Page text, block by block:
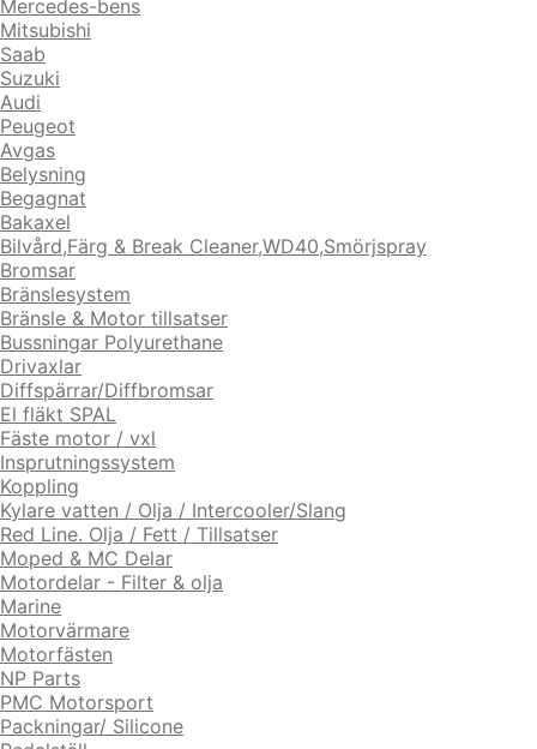
Mercedes-bens
Mitsubishi
Saab
Suzuki
Audi
Peugeot
Avgas
Belysning
Begagnat
Bakaxel
Bilvård,Färg & Break Cleaner,WD40,Smörjspray
Bromsar
Bränslesystem
Bränsle & Motor tillsatser
Bussningar Polyurethane
Drivaxlar
Diffspärrar/Diffbromsar
El fläkt SPAL
Fäste motor / vxl
Insprutningssystem
Koppling
Kylare vatten / Olja / Intercooler/Slang
Red Line. Olja / Fett / Tillsatser
Moped & MC Delar
Motordelar - Filter & olja
Marine
Motorvärmare
Motorfästen
NP Parts
PMC Motorsport
Packningar/ Silicone